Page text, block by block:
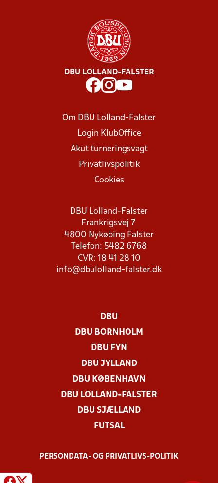
DBU LOLLAND-FALSTER
Om DBU Lolland-Falster
Login KlubOffice
Akut turneringsvagt
Privatlivspolitik
Cookies
DBU Lolland-Falster
Frankrigsvej 7
4800 Nykøbing Falster
Telefon: 5482 6768
CVR: 18 41 28 10
info@dbulolland-falster.dk
DBU
DBU BORNHOLM
DBU FYN
DBU JYLLAND
DBU KØBENHAVN
DBU LOLLAND-FALSTER
DBU SJÆLLAND
FUTSAL
PERSONDATA- OG PRIVATLIVS-POLITIK